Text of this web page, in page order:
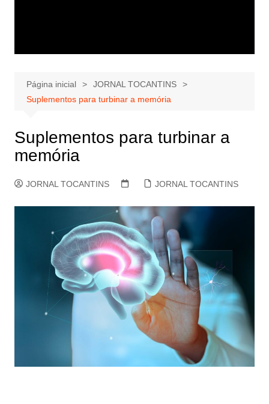
Página inicial
JORNAL TOCANTINS
Suplementos para turbinar a memória
Suplementos para turbinar a
memória
JORNAL TOCANTINS JORNAL TOCANTINS